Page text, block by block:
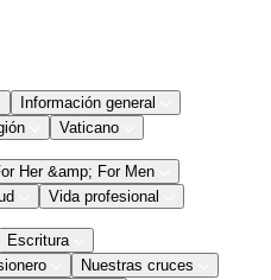
Información general
Vaticano
Her &amp; For Men
Vida profesional
Escritura
Nuestras cruces